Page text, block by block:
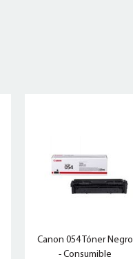
Canon 054 Tóner Negro
- Consumible